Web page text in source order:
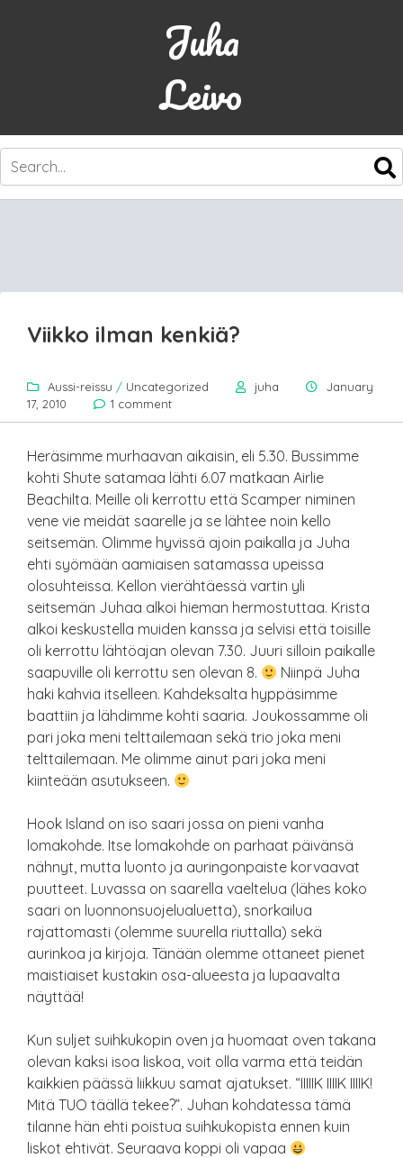
Juha
Leivo
SKIP
CONTENT
Viikko ilman kenkiä?
Aussi-reissu / Uncategorized juha
January
17, 2010
1 comment
Heräsimme murhaavan aikaisin, eli 5.30. Bussimme
kohti Shute satamaa lähti 6.07 matkaan Airlie
Beachilta. Meille oli kerrottu että Scamper niminen
vene vie meidät saarelle ja se lähtee noin kello
seitsemän. Olimme hyvissä ajoin paikalla ja Juha
ehti syömään aamiaisen satamassa upeissa
olosuhteissa. Kellon vierähtäessä vartin yli
seitsemän Juhaa alkoi hieman hermostuttaa. Krista
alkoi keskustella muiden kanssa ja selvisi että toisille
oli kerrottu lähtöajan olevan 7.30. Juuri silloin paikalle
saapuville oli kerrottu sen olevan 8.
Niinpä Juha
haki kahvia itselleen. Kahdeksalta hyppäsimme
baattiin ja lähdimme kohti saaria. Joukossamme oli
pari joka meni telttailemaan sekä trio joka meni
telttailemaan. Me olimme ainut pari joka meni
kiinteään asutukseen.
Hook Island on iso saari jossa on pieni vanha
lomakohde. Itse lomakohde on parhaat päivänsä
nähnyt, mutta luonto ja auringonpaiste korvaavat
puutteet. Luvassa on saarella vaeltelua (lähes koko
saari on luonnonsuojelualuetta), snorkailua
rajattomasti (olemme suurella riuttalla) sekä
aurinkoa ja kirjoja. Tänään olemme ottaneet pienet
maistiaiset kustakin osa-alueesta ja lupaavalta
näyttää!
Kun suljet suihkukopin oven ja huomaat oven takana
olevan kaksi isoa liskoa, voit olla varma että teidän
kaikkien päässä liikkuu samat ajatukset. “IIIIIK IIIIK IIIIK!
Mitä TUO täällä tekee?”. Juhan kohdatessa tämä
tilanne hän ehti poistua suihkukopista ennen kuin
liskot ehtivät. Seuraava koppi oli vapaa